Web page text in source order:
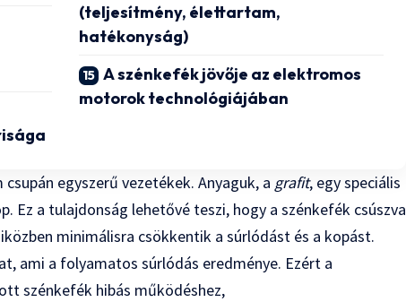
(teljesítmény, élettartam,
hatékonyság)
A szénkefék jövője az elektromos
motorok technológiájában
egyszerű vezetékek. Anyaguk, a grafit, egy speciális
Ez a tulajdonság lehetővé teszi, hogy a szénkefék csúszva
minimálisra csökkentik a súrlódást és a kopást.
ami a folyamatos súrlódás eredménye. Ezért a
szénkefék hibás működéshez,